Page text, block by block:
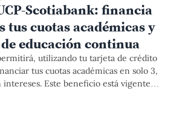
Scotiabank: financia
tus cuotas académicas y
educación continua
utilizando tu tarjeta de crédito
tus cuotas académicas en solo 3,
intereses. Este beneficio está vigente
de 2026, y aplica para pagos de